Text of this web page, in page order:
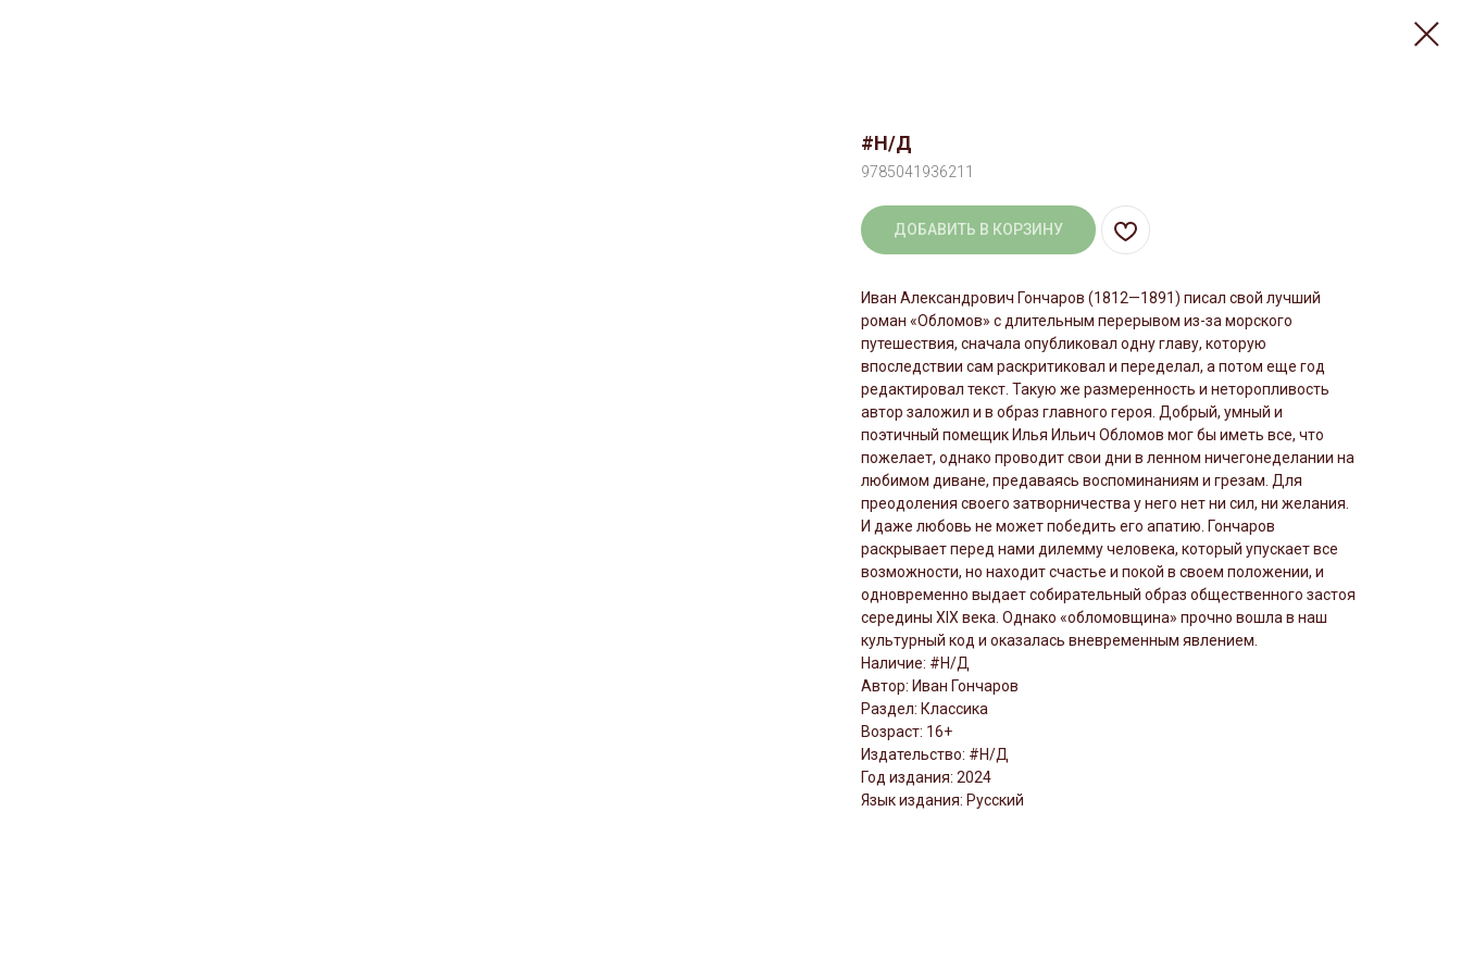
#Н/Д
9785041936211
ДОБАВИТЬ В КОРЗИНУ
Иван Александрович Гончаров (1812—1891) писал свой лучший
роман «Обломов» с длительным перерывом из-за морского
путешествия, сначала опубликовал одну главу, которую
впоследствии сам раскритиковал и переделал, а потом еще год
редактировал текст. Такую же размеренность и неторопливость
автор заложил и в образ главного героя. Добрый, умный и
поэтичный помещик Илья Ильич Обломов мог бы иметь все, что
пожелает, однако проводит свои дни в ленном ничегонеделании на
любимом диване, предаваясь воспоминаниям и грезам. Для
преодоления своего затворничества у него нет ни сил, ни желания.
И даже любовь не может победить его апатию. Гончаров
раскрывает перед нами дилемму человека, который упускает все
возможности, но находит счастье и покой в своем положении, и
одновременно выдает собирательный образ общественного застоя
середины XIX века. Однако «обломовщина» прочно вошла в наш
культурный код и оказалась вневременным явлением.
Наличие: #Н/Д
Автор: Иван Гончаров
Раздел: Классика
Возраст: 16+
Издательство: #Н/Д
Год издания: 2024
Язык издания: Русский